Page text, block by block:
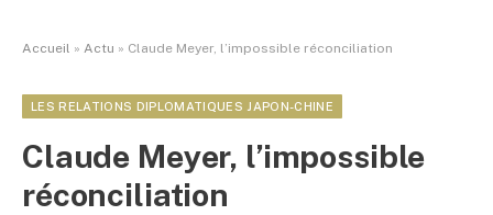
Accueil » Actu » Claude Meyer, l’impossible réconciliation
LES RELATIONS DIPLOMATIQUES JAPON-CHINE
Claude Meyer, l’impossible
réconciliation